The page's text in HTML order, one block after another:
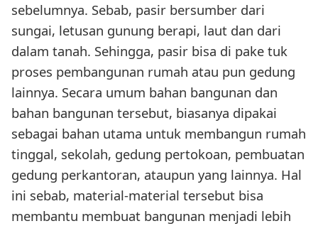
sebelumnya. Sebab, pasir bersumber dari
sungai, letusan gunung berapi, laut dan dari
dalam tanah. Sehingga, pasir bisa di pake tuk
proses pembangunan rumah atau pun gedung
lainnya. Secara umum bahan bangunan dan
bahan bangunan tersebut, biasanya dipakai
sebagai bahan utama untuk membangun rumah
tinggal, sekolah, gedung pertokoan, pembuatan
gedung perkantoran, ataupun yang lainnya. Hal
ini sebab, material-material tersebut bisa
membantu membuat bangunan menjadi lebih